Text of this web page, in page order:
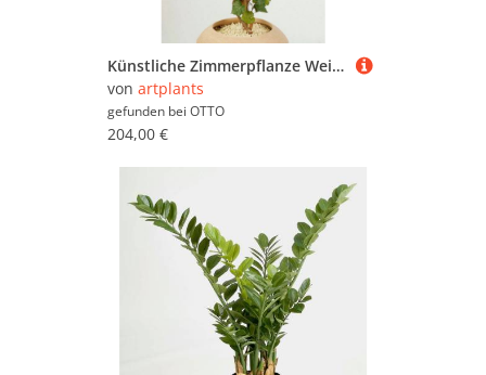
Künstliche Zimmerpflanze Weinrebe, 204 Blätter, 120cm Weinrebe, artplants, Höhe 120.0 cm
von artplants
gefunden bei OTTO
204,00 €